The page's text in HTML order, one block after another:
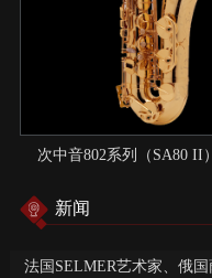
次中音802系列（SA80 II）
新闻